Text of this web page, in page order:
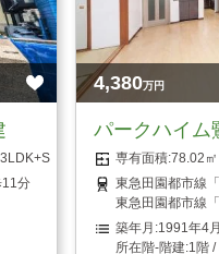
3LDK+S（納戸）
分
4,380万円
パークハイム
78.02
東急田園都市線
東急田園都市線
1991年4
1階